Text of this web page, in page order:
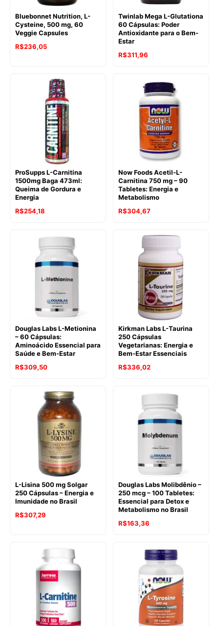
Bluebonnet Nutrition, L-
Cysteine, 500 mg, 60
Veggie Capsules
R$236,05
Twinlab Mega L-Glutationa
60 Cápsulas: Poder
Antioxidante para o Bem-
Estar
R$311,96
ProSupps L-Carnitina
1500mg Baga 473ml:
Queima de Gordura e
Energia
R$254,18
Now Foods Acetil-L-
Carnitina 750 mg – 90
Tabletes: Energia e
Metabolismo
R$304,67
Douglas Labs L-Metionina
– 60 Cápsulas:
Aminoácido Essencial para
Saúde e Bem-Estar
R$309,50
Kirkman Labs L-Taurina
250 Cápsulas
Vegetarianas: Energia e
Bem-Estar Essenciais
R$336,02
L-Lisina 500 mg Solgar
250 Cápsulas – Energia e
Imunidade no Brasil
R$307,29
Douglas Labs Molibdênio –
250 mcg – 100 Tabletes:
Essencial para Detox e
Metabolismo no Brasil
R$163,36